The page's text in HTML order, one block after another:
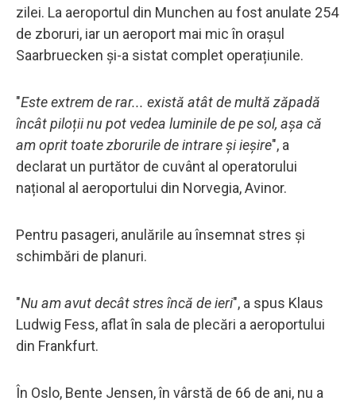
zilei. La aeroportul din Munchen au fost anulate 254
de zboruri, iar un aeroport mai mic în orașul
Saarbruecken și-a sistat complet operațiunile.
"Este extrem de rar... există atât de multă zăpadă
încât piloții nu pot vedea luminile de pe sol, așa că
am oprit toate zborurile de intrare și ieșire", a
declarat un purtător de cuvânt al operatorului
național al aeroportului din Norvegia, Avinor.
Pentru pasageri, anulările au însemnat stres și
schimbări de planuri.
"Nu am avut decât stres încă de ieri", a spus Klaus
Ludwig Fess, aflat în sala de plecări a aeroportului
din Frankfurt.
În Oslo, Bente Jensen, în vârstă de 66 de ani, nu a